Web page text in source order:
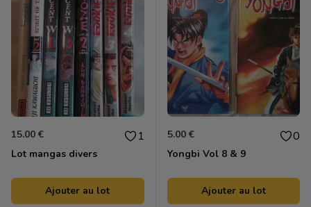
15.00 € 1
Lot mangas divers
Ajouter au lot
5.00 € 0
Yongbi Vol 8 & 9
Ajouter au lot